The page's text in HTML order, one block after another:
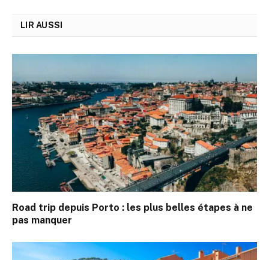
LIR AUSSI
Road trip depuis Porto : les plus belles étapes à ne
pas manquer